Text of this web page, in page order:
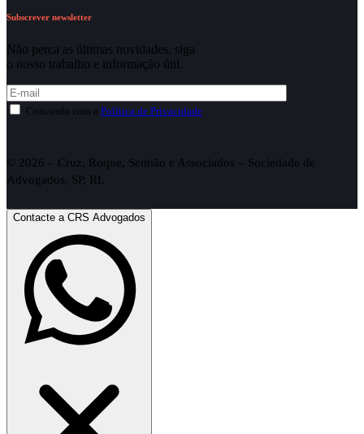
Subscrever newsletter
Não perca as últimas novidades, siga
o nosso trabalho e informação útil.
Concordo com a Política de Privacidade.
© 2026 – Cruz, Roque, Semião e Associados – Sociedade de
Advogados, SP, RL
Contacte a CRS Advogados